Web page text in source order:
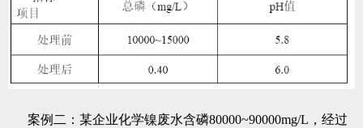
案例二： 某企业化学镍废水含磷80000~90000mg/L，经过